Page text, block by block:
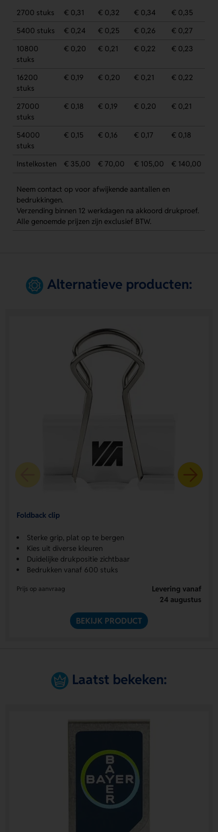
2700 stuks € 0,31 € 0,32 € 0,34
€ 0,35
5400 stuks
€ 0,24 € 0,25 € 0,26
€ 0,27
10800
stuks
€ 0,20 € 0,21 € 0,22 € 0,23
16200
stuks
€ 0,19 € 0,20 € 0,21 € 0,22
27000
stuks
€ 0,18 € 0,19 € 0,20 € 0,21
54000
stuks
€ 0,15 € 0,16 € 0,17 € 0,18
Instelkosten € 35,00 € 70,00 € 105,00 € 140,00
Neem contact op voor afwijkende aantallen en
bedrukkingen.
Verzending binnen 12 werkdagen na akkoord drukproef.
Alle genoemde prijzen zijn exclusief BTW.
Alternatieve producten:
Foldback clip
Sterke grip, plat op te bergen
Kies uit diverse kleuren
Duidelijke drukpositie zichtbaar
Bedrukken vanaf 600 stuks
Prijs op aanvraag
Levering vanaf
24 augustus
BEKIJK PRODUCT
Laatst bekeken: